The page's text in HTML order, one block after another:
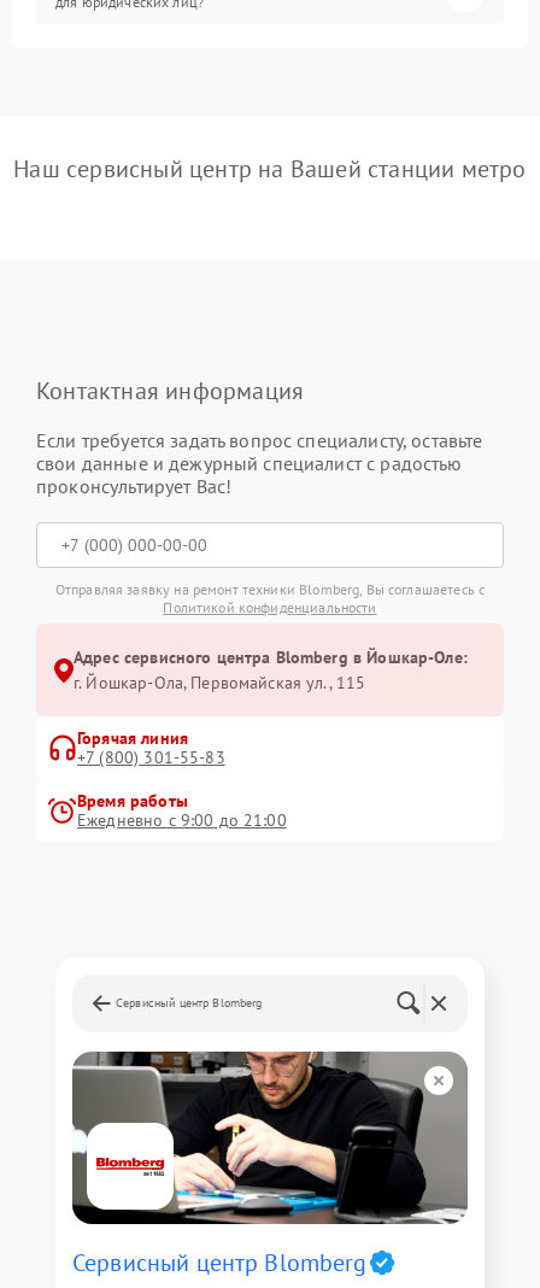
Наш сервисный центр на Вашей станции метро
Контактная информация
Если требуется задать вопрос специалисту, оставьте
свои данные и дежурный специалист с радостью
проконсультирует Вас!
Отправляя заявку на ремонт техники Blomberg, Вы соглашаетесь с
Политикой конфиденциальности
Адрес сервисного центра Blomberg в Йошкар-Оле:
г. Йошкар-Ола, Первомайская ул., 115
Горячая линия
+7 (800) 301-55-83
Время работы
Ежедневно с 9:00 до 21:00
Сервисный центр Blomberg
Сервисный центр Blomberg